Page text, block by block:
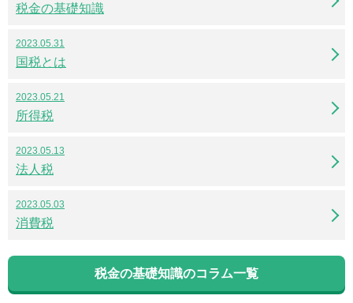
税金の基礎知識
2023.05.31
国税とは
2023.05.21
所得税
2023.05.13
法人税
2023.05.03
消費税
税金の基礎知識のコラム一覧